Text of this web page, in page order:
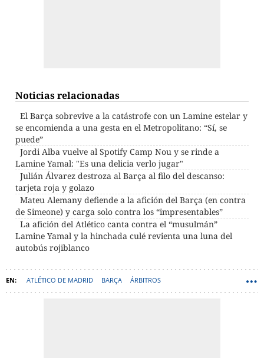
Noticias relacionadas
El Barça sobrevive a la catástrofe con un Lamine estelar y
se encomienda a una gesta en el Metropolitano: “Sí, se
puede”
Jordi Alba vuelve al Spotify Camp Nou y se rinde a
Lamine Yamal: "Es una delicia verlo jugar"
Julián Álvarez destroza al Barça al filo del descanso:
tarjeta roja y golazo
Mateu Alemany defiende a la afición del Barça (en contra
de Simeone) y carga solo contra los “impresentables”
La afición del Atlético canta contra el “musulmán”
Lamine Yamal y la hinchada culé revienta una luna del
autobús rojiblanco
ATLÉTICO DE MADRID BARÇA ÁRBITROS